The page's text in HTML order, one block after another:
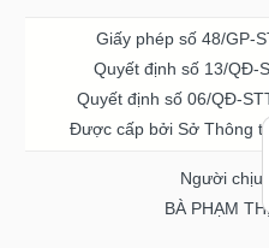
Giấy phép số 48/GP-
Quyết định số 13/QĐ-
Quyết định số 06/QĐ-
Được cấp bởi Sở Thông
Người chịu
BÀ PHẠM